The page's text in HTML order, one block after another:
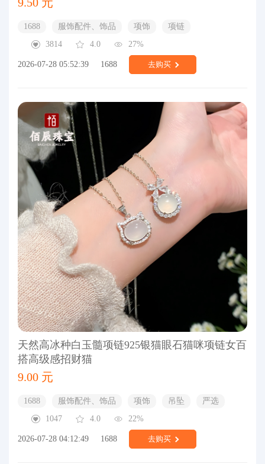
1688 服饰配件、饰品 项饰
项链
3814
4.0 27%
2026-07-28 05:52:39 1688 去购买
天然高冰种白玉髓项链925银猫眼石猫咪项链女百
搭高级感招财猫
9.00 元
1688 服饰配件、饰品 项饰 吊坠
严选
1047
4.0 22%
2026-07-28 04:12:49 1688 去购买